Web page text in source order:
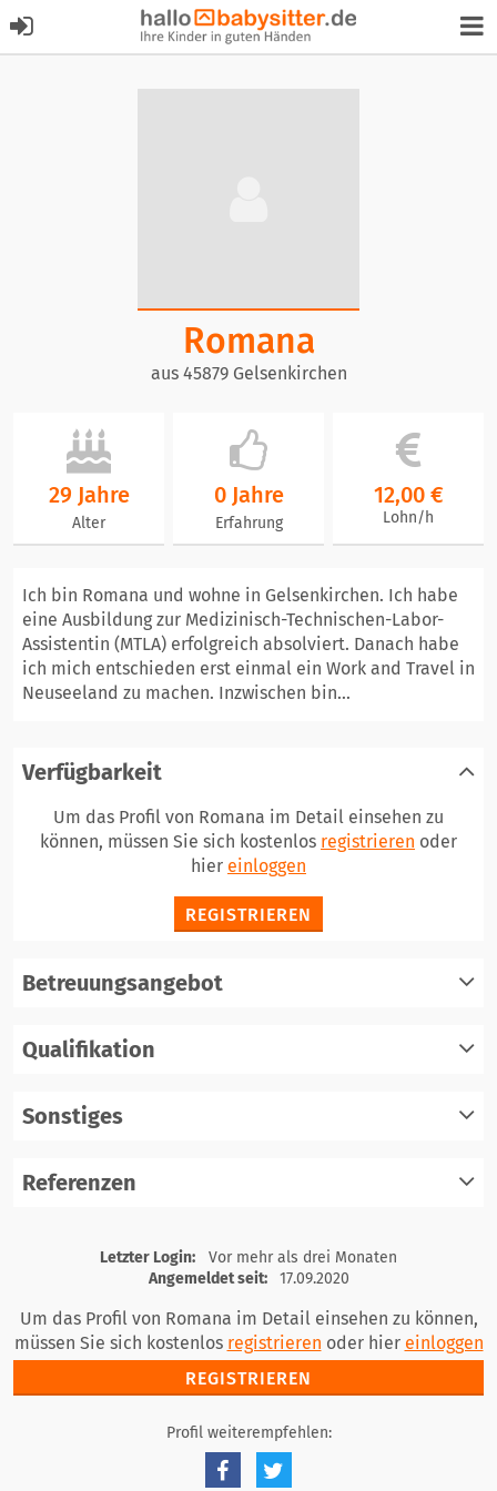
Romana
aus 45879 Gelsenkirchen
29 Jahre
Alter
0 Jahre
Erfahrung
12,00 €
Lohn/h
Ich bin Romana und wohne in Gelsenkirchen. Ich habe
eine Ausbildung zur Medizinisch-Technischen-Labor-
Assistentin (MTLA) erfolgreich absolviert. Danach habe
ich mich entschieden erst einmal ein Work and Travel in
Neuseeland zu machen. Inzwischen bin...
Verfügbarkeit
Um das Profil von Romana im Detail einsehen zu
können, müssen Sie sich kostenlos registrieren oder
hier einloggen
REGISTRIEREN
Betreuungsangebot
Qualifikation
Sonstiges
Referenzen
registrieren
einloggen
Letzter Login:
Vor mehr als drei Monaten
Angemeldet seit:
17.09.2020
Um das Profil von Romana im Detail einsehen zu können,
müssen Sie sich kostenlos registrieren oder hier einloggen
REGISTRIEREN
Profil weiterempfehlen: